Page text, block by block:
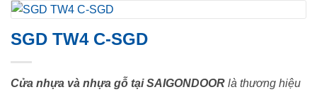
SGD TW4 C-SGD
Cửa nhựa và nhựa gỗ tại SAIGONDOOR là thương hiệu